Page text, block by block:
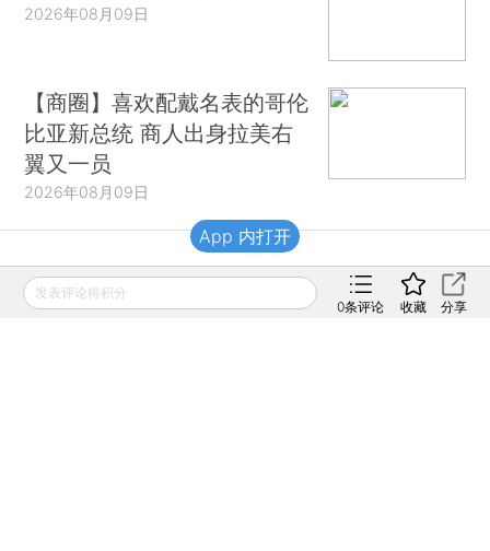
2026年08月09日
【商圈】喜欢配戴名表的哥伦
比亚新总统 商人出身拉美右
翼又一员
2026年08月09日
财新移动
发表评论得积分
0条评论 收藏 分享
App 内打开